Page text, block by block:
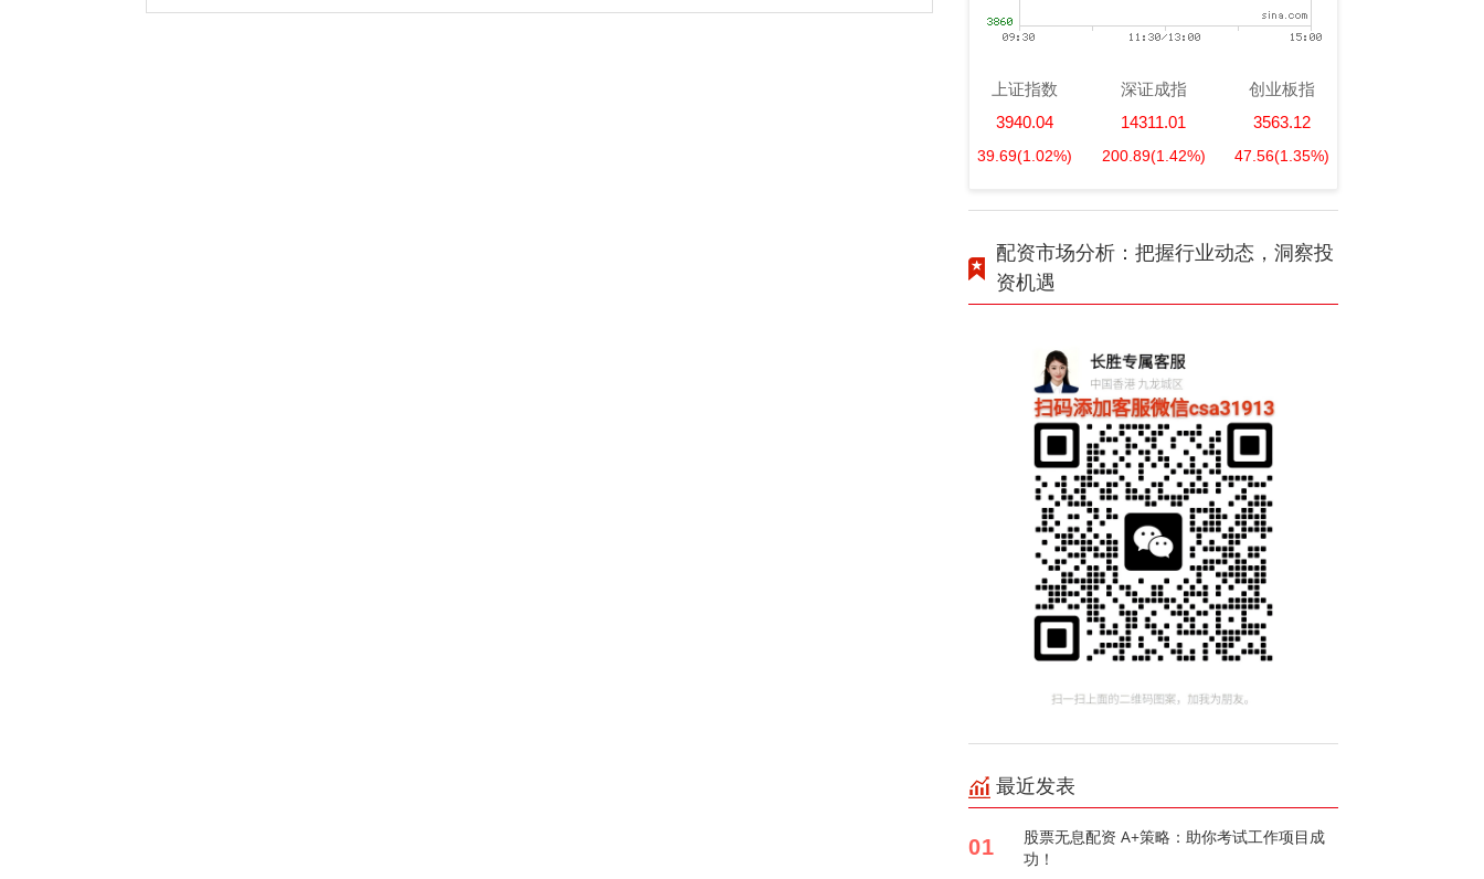
上证指数
3940.04
39.69(1.02%)
深证成指
14311.01
200.89(1.42%)
创业板指
3563.12
47.56(1.35%)
配资市场分析：把握行业动态，洞察投
资机遇
最近发表
01
股票无息配资 A+策略：助你考试工作项目成
功！